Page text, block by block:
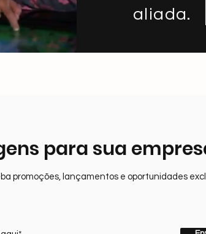
para sua
promoções, lançamentos e oportunidades
aliada.